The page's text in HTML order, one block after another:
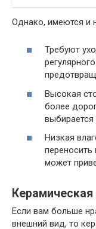
Однако, имеются и
Требуют
Высокая
более
выбирается
Низкая
переносить
может
Керамическая
Если вам больше
внешний вид, то